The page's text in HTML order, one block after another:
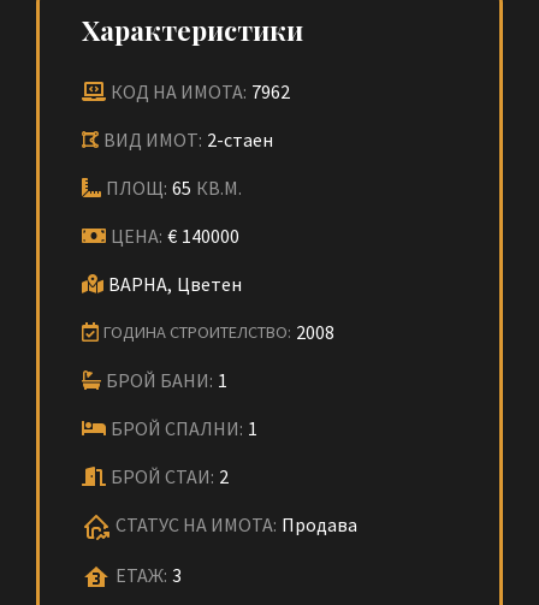
Характеристики
КОД НА ИМОТА: 7962
ВИД ИМОТ: 2-стаен
ПЛОЩ: 65 КВ.М.
ЦЕНА: € 140000
ВАРНА, Цветен
ГОДИНА СТРОИТЕЛСТВО: 2008
БРОЙ БАНИ: 1
БРОЙ СПАЛНИ: 1
БРОЙ СТАИ: 2
СТАТУС НА ИМОТА: Продава
ЕТАЖ: 3